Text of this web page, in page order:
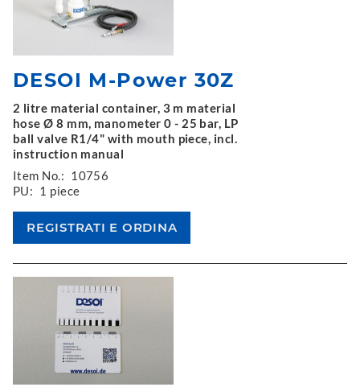
DESOI M-Power 30Z
2 litre material container, 3 m material
hose Ø 8 mm, manometer 0 - 25 bar, LP
ball valve R1/4" with mouth piece, incl.
instruction manual
Item No.: 10756
PU: 1 piece